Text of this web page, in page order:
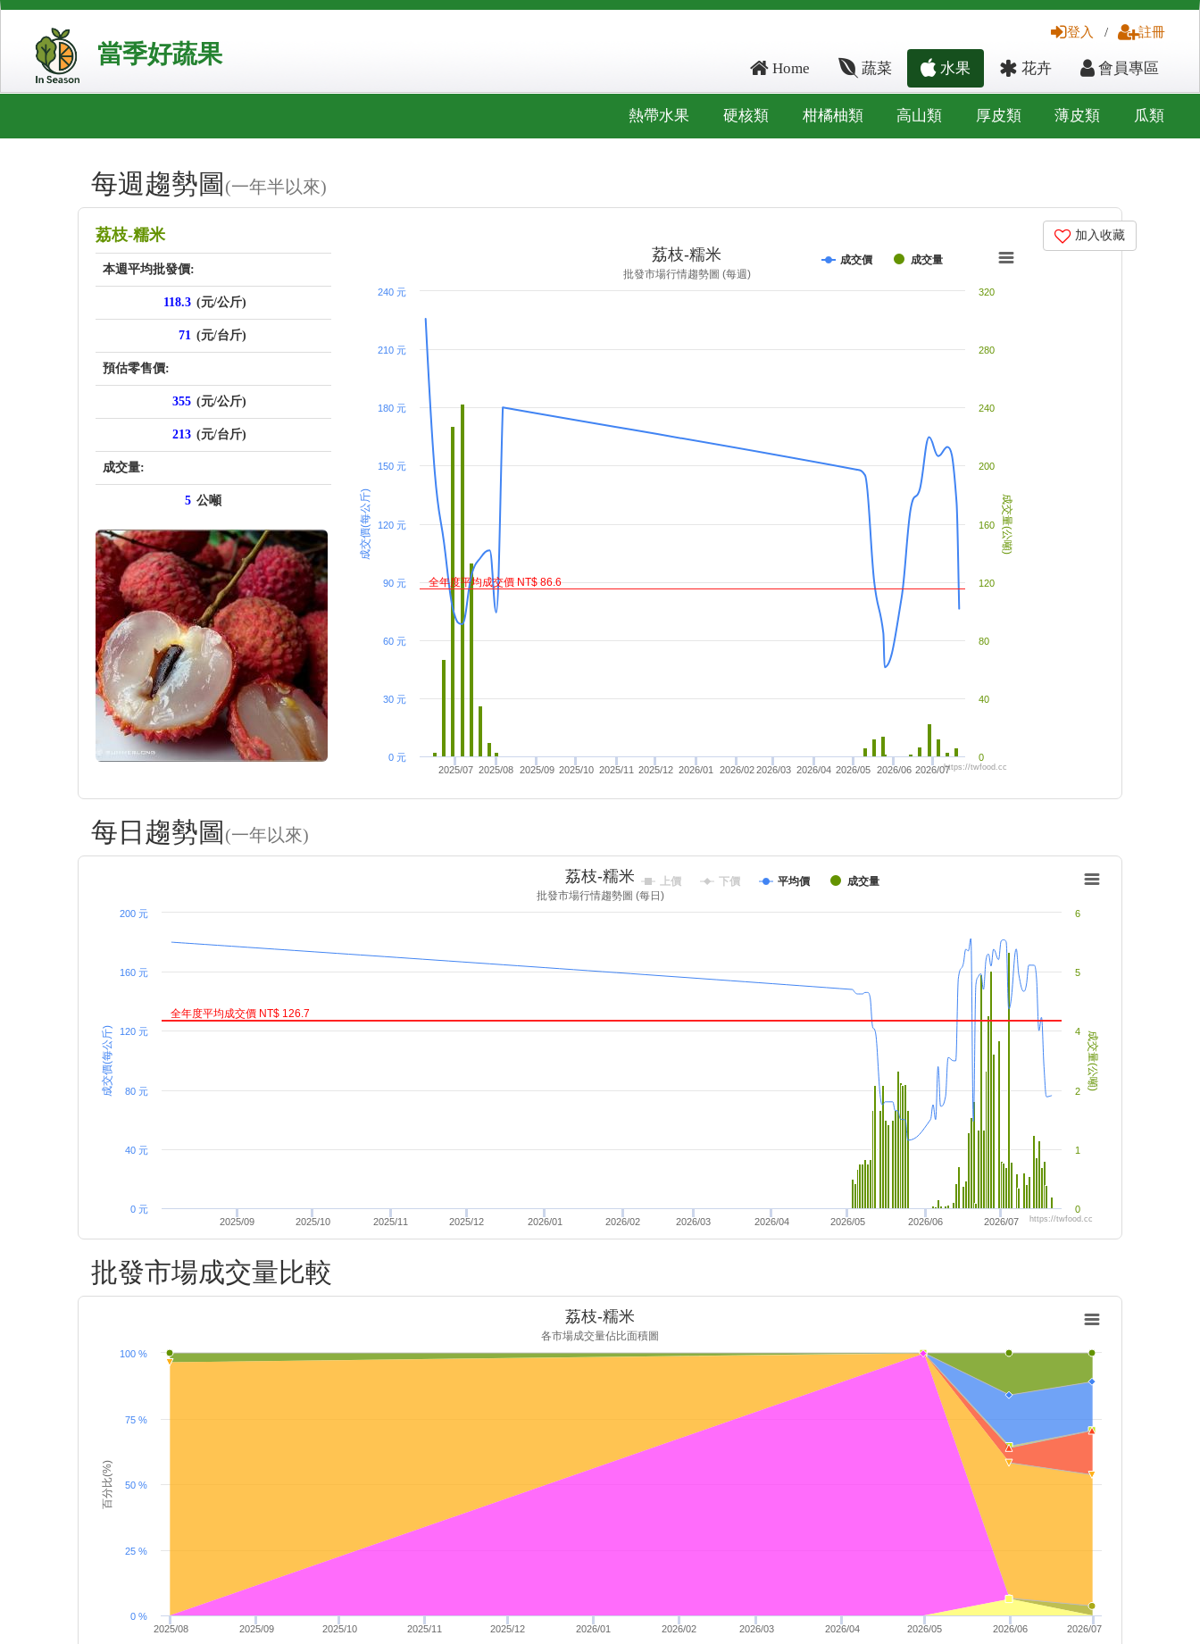
當季好蔬果
登入 / 註冊
Home 蔬菜 水果 花卉 會員專區
熱帶水果 硬核類 柑橘柚類 高山類 厚皮類 薄皮類 瓜類
每週趨勢圖 (一年半以來)
荔枝-糯米
本週平均批發價:
118.3 (元/公斤)
71 (元/台斤)
預估零售價:
355 (元/公斤)
213 (元/台斤)
成交量:
5 公噸
加入收藏
成交價(每公斤) 成交量(公噸)
荔枝-糯米
批發市場行情趨勢圖 (每週)
成交價 成交量
2025/07 2025/08 2025/09 2025/10 2025/11 2025/12 2026/01 2026/02 2026/03 2026/04 2026/05 2026/06 2026/07
0 元
30 元
60 元
90 元
120 元
150 元
180 元
210 元
240 元
0
40
80
120
160
200
240
280
320
https://twfood.cc
全年度平均成交價 NT$ 86.6
每日趨勢圖 (一年以來)
成交價(每公斤) 成交量(公噸)
荔枝-糯米
批發市場行情趨勢圖 (每日)
上價 下價 平均價 成交量
2025/09 2025/10 2025/11 2025/12 2026/01 2026/02 2026/03 2026/04 2026/05 2026/06 2026/07
0 元
40 元
80 元
120 元
160 元
200 元
0
1
2
4
5
6
https://twfood.cc
全年度平均成交價 NT$ 126.7
批發市場成交量比較
百分比(%)
荔枝-糯米
各市場成交量佔比面積圖
2025/08 2025/09 2025/10 2025/11 2025/12 2026/01 2026/02 2026/03 2026/04 2026/05 2026/06 2026/07
0 %
25 %
50 %
75 %
100 %